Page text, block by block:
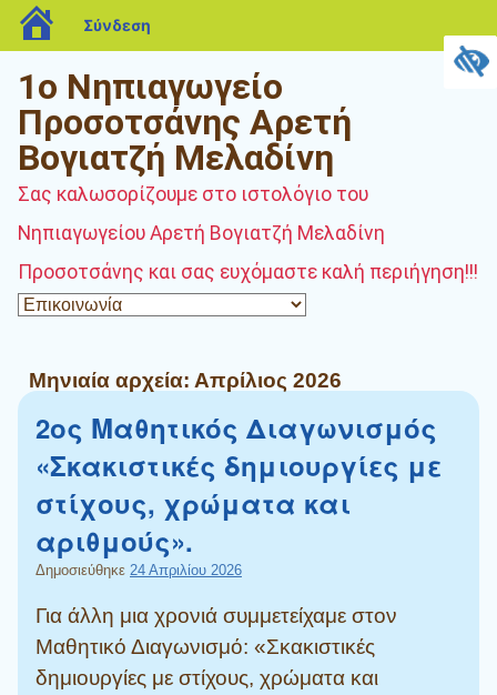
1ο Νηπιαγωγείο
Προσοτσάνης Αρετή
Βογιατζή Μελαδίνη
Σας καλωσορίζουμε στο ιστολόγιο του
Νηπιαγωγείου Αρετή Βογιατζή Μελαδίνη
Προσοτσάνης και σας ευχόμαστε καλή περιήγηση!!!
Μηνιαία αρχεία: Απρίλιος 2026
2ος Μαθητικός Διαγωνισμός
«Σκακιστικές δημιουργίες με
στίχους, χρώματα και
αριθμούς».
Δημοσιεύθηκε 24 Απριλίου 2026
Για άλλη μια χρονιά συμμετείχαμε στον
Μαθητικό Διαγωνισμό: «Σκακιστικές
δημιουργίες με στίχους, χρώματα και
blogs.sch.gr
Σύνδεση